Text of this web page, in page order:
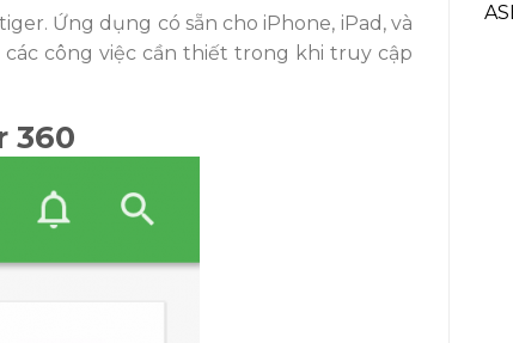
Ứng dụng có sẵn cho iPhone, iPad, và
công việc cần thiết trong khi truy cập
360